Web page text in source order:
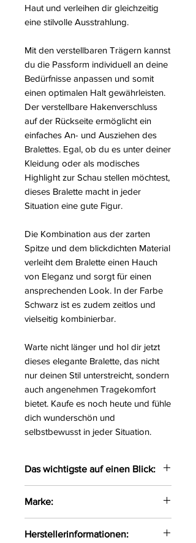
Haut und verleihen dir gleichzeitig
eine stilvolle Ausstrahlung.
Mit den verstellbaren Trägern kannst
du die Passform individuell an deine
Bedürfnisse anpassen und somit
einen optimalen Halt gewährleisten.
Der verstellbare Hakenverschluss
auf der Rückseite ermöglicht ein
einfaches An- und Ausziehen des
Bralettes. Egal, ob du es unter deiner
Kleidung oder als modisches
Highlight zur Schau stellen möchtest,
dieses Bralette macht in jeder
Situation eine gute Figur.
Die Kombination aus der zarten
Spitze und dem blickdichten Material
verleiht dem Bralette einen Hauch
von Eleganz und sorgt für einen
ansprechenden Look. In der Farbe
Schwarz ist es zudem zeitlos und
vielseitig kombinierbar.
Warte nicht länger und hol dir jetzt
dieses elegante Bralette, das nicht
nur deinen Stil unterstreicht, sondern
auch angenehmen Tragekomfort
bietet. Kaufe es noch heute und fühle
dich wunderschön und
selbstbewusst in jeder Situation.
Das wichtigste auf einen Blick:
Kombination aus zarter Spitze
und blickdichtem Material
gefertigt
Marke:
Herstellerinformationen: